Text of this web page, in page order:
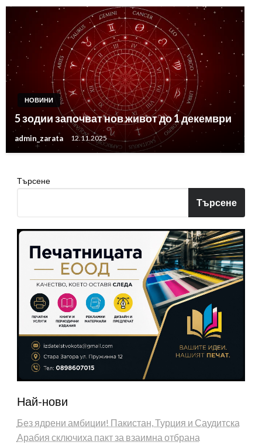
НОВИНИ
5 зодии започват нов живот до 1 декември
admin_zarata 12.11.2025
Търсене
Търсене
Най-нови
Без ядрени амбиции! Пакистан, Турция и Саудитска
Арабия сключиха пакт за взаимна отбрана